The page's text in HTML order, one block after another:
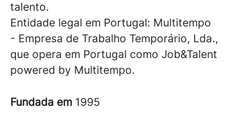
talento.
Entidade legal em Portugal: Multitempo
- Empresa de Trabalho Temporário, Lda.,
que opera em Portugal como Job&Talent
powered by Multitempo.
Fundada em 1995